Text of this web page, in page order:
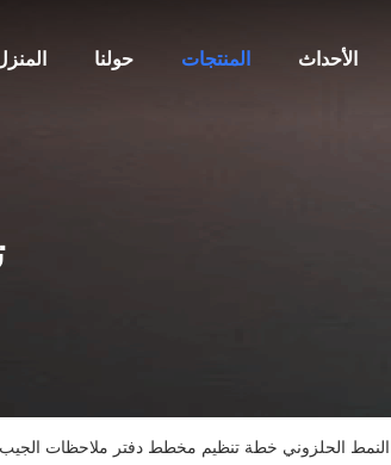
حولنا المنتجات الأحداث
النمط الحلزوني خطة تنظيم مخطط دفتر ملاحظات